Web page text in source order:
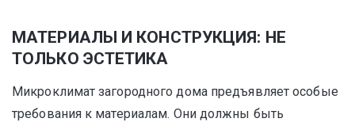
МАТЕРИАЛЫ И КОНСТРУКЦИЯ: НЕ
ТОЛЬКО ЭСТЕТИКА
Микроклимат загородного дома предъявляет особые
требования к материалам. Они должны быть